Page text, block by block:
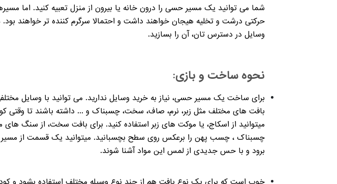
شما می توانید یک مسیر حسی را درون خانه یا بیرون از منزل تعبیه کنید. اما
حرکتی درشت و تخلیه هیجان خواهند داشت و احتمالا سرگرم کننده تر خواهند
وسایل در دسترس تان، آن را بسازید.
نحوه ساخت و بازی:
برای ساخت یک مسیر حسی، نیاز به خرید وسایل ندارید. می توانید با وسایل
بافت های مختلف مثل زبر، نرم، صاف، سخت، چسبناک و ... داشته باشند تا وقتی
میتوانید از اسکاج، یا موکت های زبر استفاده کنید. برای بافت سخت، از سنگ های
چسبناک ، چسب پهن را برعکس روی سطح بچسبانید. میتوانید یک قسمت از مسیر
برود و با حس جدیدی از لمس این مواد آشنا شوند.